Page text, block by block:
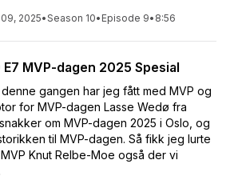
2025•Season 10• Episode 9• 8:56
E7 MVP-dagen 2025 Spesial
gangen har jeg fått med MVP og
for MVP-dagen Lasse Wedø fra
om MVP-dagen 2025 i Oslo, og
til MVP-dagen. Så fikk jeg lurte
Knut Relbe-Moe også der vi